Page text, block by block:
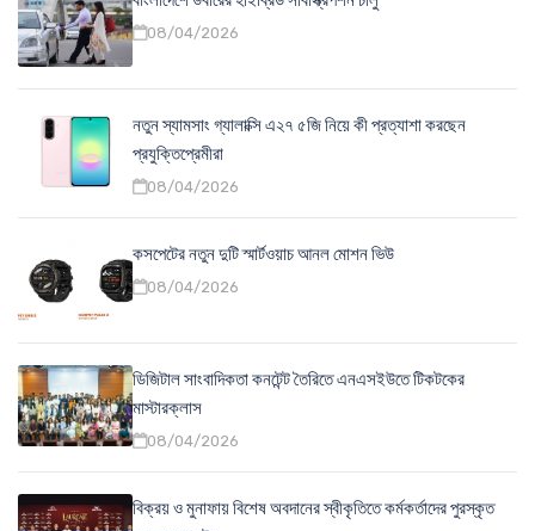
08/04/2026
নতুন স্যামসাং গ্যালাক্সি এ২৭ ৫জি নিয়ে কী প্রত্যাশা করছেন
প্রযুক্তিপ্রেমীরা
08/04/2026
কসপেটের নতুন দুটি স্মার্টওয়াচ আনল মোশন ভিউ
08/04/2026
ডিজিটাল সাংবাদিকতা কনটেন্ট তৈরিতে এনএসইউতে টিকটকের
মাস্টারক্লাস
08/04/2026
বিক্রয় ও মুনাফায় বিশেষ অবদানের স্বীকৃতিতে কর্মকর্তাদের পুরস্কৃত